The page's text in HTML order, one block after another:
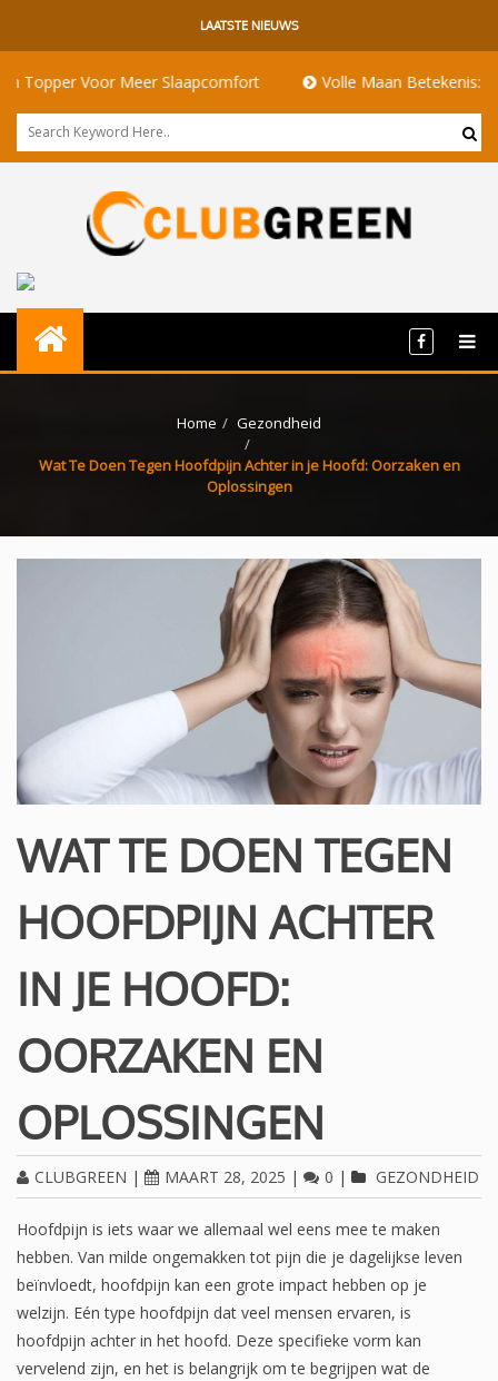
LAATSTE NIEUWS
Meer Slaapcomfort Volle Maan Betekenis: Energie,
Home Gezondheid
Wat Te Doen Tegen Hoofdpijn Achter in je Hoofd: Oorzaken en
Oplossingen
WAT TE DOEN TEGEN
HOOFDPIJN ACHTER
IN JE HOOFD:
OORZAKEN EN
OPLOSSINGEN
CLUBGREEN | MAART 28, 2025 | 0 | GEZONDHEID
Hoofdpijn is iets waar we allemaal wel eens mee te maken
hebben. Van milde ongemakken tot pijn die je dagelijkse leven
beïnvloedt, hoofdpijn kan een grote impact hebben op je
welzijn. Eén type hoofdpijn dat veel mensen ervaren, is
hoofdpijn achter in het hoofd. Deze specifieke vorm kan
vervelend zijn, en het is belangrijk om te begrijpen wat de